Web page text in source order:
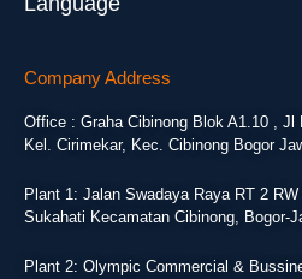
Company Address
Office : Graha Cibinong Blok A1.10 , Jl
Kel. Cirimekar, Kec. Cibinong Bogor
Plant 1: Jalan Swadaya Raya RT 2
Sukahati Kecamatan Cibinong, Bogor-
Plant 2: Olympic Commercial &